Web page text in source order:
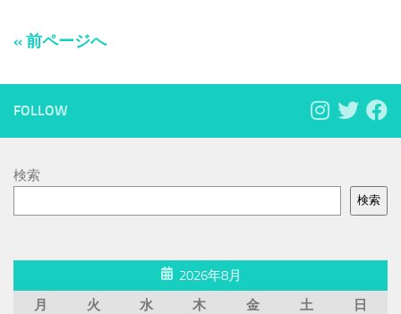
« 前ページへ
FOLLOW
検索
検索
2026年8月
月
火 水 木 金 土
日